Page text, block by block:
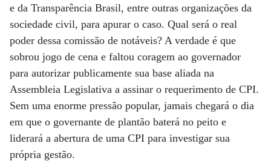
e da Transparência Brasil, entre outras organizações da
sociedade civil, para apurar o caso. Qual será o real
poder dessa comissão de notáveis? A verdade é que
sobrou jogo de cena e faltou coragem ao governador
para autorizar publicamente sua base aliada na
Assembleia Legislativa a assinar o requerimento de CPI.
Sem uma enorme pressão popular, jamais chegará o dia
em que o governante de plantão baterá no peito e
liderará a abertura de uma CPI para investigar sua
própria gestão.